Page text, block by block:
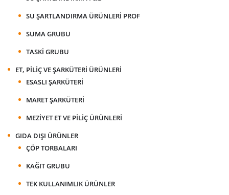
SU ŞARTLANDIRMA ÜRÜNLERI PROF
SUMA GRUBU
TASKI GRUBU
ET, PILIÇ VE ŞARKÜTERI ÜRÜNLERI
ESASLI ŞARKÜTERI
MARET ŞARKÜTERI
MEZIYET ET VE PILIÇ ÜRÜNLERI
GIDA DIŞI ÜRÜNLER
ÇÖP TORBALARI
KAĞIT GRUBU
TEK KULLANIMLIK ÜRÜNLER